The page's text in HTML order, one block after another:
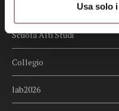
Usa solo
Centro Studi Religiosi
Scuola Alti Studi
Collegio
lab2026